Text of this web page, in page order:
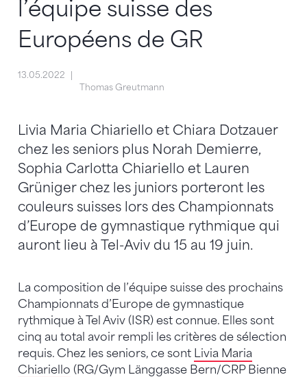
l’équipe suisse des
Européens de GR
13.05.2022
Thomas Greutmann
Livia Maria Chiariello et Chiara Dotzauer
chez les seniors plus Norah Demierre,
Sophia Carlotta Chiariello et Lauren
Grüniger chez les juniors porteront les
couleurs suisses lors des Championnats
d’Europe de gymnastique rythmique qui
auront lieu à Tel-Aviv du 15 au 19 juin.
La composition de l’équipe suisse des prochains
Championnats d’Europe de gymnastique
rythmique à Tel Aviv (ISR) est connue. Elles sont
cinq au total avoir rempli les critères de sélection
requis. Chez les seniors, ce sont Livia Maria
Chiariello (RG/Gym Länggasse Bern/CRP Bienne